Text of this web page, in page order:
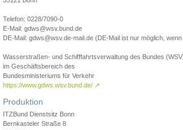
Telefon: 0228/7090-0
E-Mail: gdws@wsv.bund.de
DE-Mail: gdws@wsv.de-mail.de (DE-Mail ist nur möglich,
Wasserstraßen- und Schifffahrtsverwaltung des Bundes
im Geschäftsbereich des
Bundesministeriums für Verkehr
https://www.gdws.wsv.bund.de/ ↗
Produktion
ITZBund Dienstsitz Bonn
Bernkasteler Straße 8